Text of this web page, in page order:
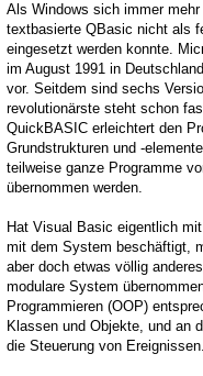
Als Windows sich immer
textbasierte QBasic nicht als
eingesetzt werden konnte.
im August 1991 in
vor. Seitdem sind sechs
revolutionärste steht schon
QuickBASIC erleichtert den
Grundstrukturen und -
teilweise ganze Programme
übernommen werden.
Hat Visual Basic eigentlich
mit dem System beschäftigt,
aber doch etwas völlig
modulare System
Programmieren (OOP)
Klassen und Objekte, und an
die Steuerung von Ereignissen.